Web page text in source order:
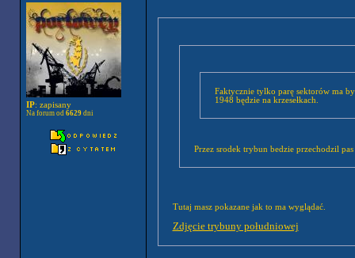
IP: zapisany
Na forum od 6629dni
Faktycznie tylko parę sektorów ma być w naszych barwach a pozostałe krzesełka czarne.... Dobrze, ze chociaż napis Pogoń
1948 będzie na krzesełkach.
Przez srodek trybun bedzie przechodzil
Tutaj masz pokazane jak to ma wyglądać.
Zdjęcie trybuny południowej